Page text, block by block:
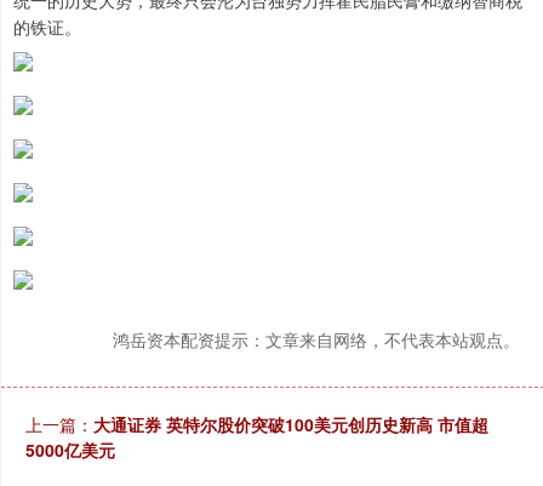
的铁证。
鸿岳资本配资提示：文章来自网络，不代表本站观点。
上一篇： 大通证券 英特尔股价突破100美元创历史新高 市值超
5000亿美元